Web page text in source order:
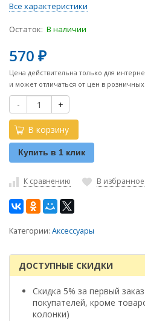
Все характеристики
Остаток: В наличии
570 ₽
Цена действительна только для
и может отличаться от цен в розничных
- +
В корзину
Купить в 1 клик
К сравнению В избранное
Категории: Аксессуары
ДОСТУПНЫЕ СКИДКИ
Скидка 5% за первый
покупателей, кроме
колонки)